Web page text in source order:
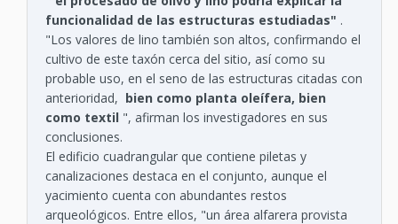
funcionalidad de las estructuras estudiadas" .
"Los valores de lino también son altos, confirmando el
cultivo de este taxón cerca del sitio, así como su
probable uso, en el seno de las estructuras citadas con
anterioridad, bien como planta oleífera, bien
como textil ", afirman los investigadores en sus
conclusiones.
El edificio cuadrangular que contiene piletas y
canalizaciones destaca en el conjunto, aunque el
yacimiento cuenta con abundantes restos
arqueológicos. Entre ellos, "un área alfarera provista